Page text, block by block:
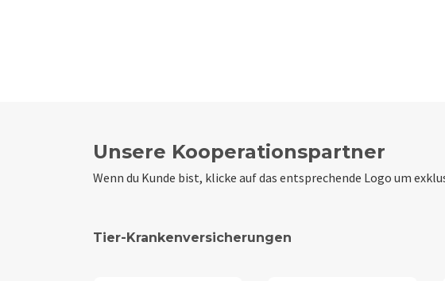
Unsere Kooperationspartner
Wenn du Kunde bist, klicke auf das entsprechende Logo um
Tier-Krankenversicherungen